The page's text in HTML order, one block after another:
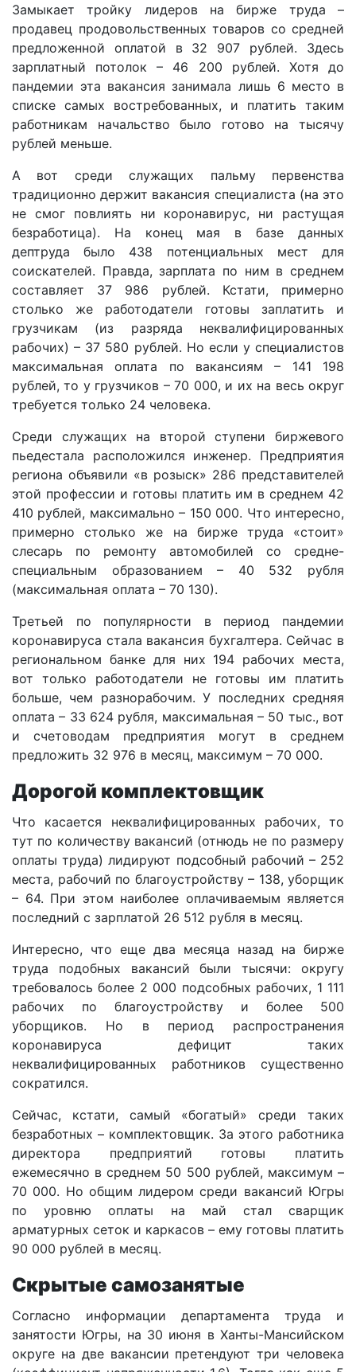
Замыкает тройку лидеров на бирже труда –
продавец продовольственных товаров со средней
предложенной оплатой в 32 907 рублей. Здесь
зарплатный потолок – 46 200 рублей. Хотя до
пандемии эта вакансия занимала лишь 6 место в
списке самых востребованных, и платить таким
работникам начальство было готово на тысячу
рублей меньше.
А вот среди служащих пальму первенства
традиционно держит вакансия специалиста (на это
не смог повлиять ни коронавирус, ни растущая
безработица). На конец мая в базе данных
дептруда было 438 потенциальных мест для
соискателей. Правда, зарплата по ним в среднем
составляет 37 986 рублей. Кстати, примерно
столько же работодатели готовы заплатить и
грузчикам (из разряда неквалифицированных
рабочих) – 37 580 рублей. Но если у специалистов
максимальная оплата по вакансиям – 141 198
рублей, то у грузчиков – 70 000, и их на весь округ
требуется только 24 человека.
Среди служащих на второй ступени биржевого
пьедестала расположился инженер. Предприятия
региона объявили «в розыск» 286 представителей
этой профессии и готовы платить им в среднем 42
410 рублей, максимально – 150 000. Что интересно,
примерно столько же на бирже труда «стоит»
слесарь по ремонту автомобилей со средне-
специальным образованием – 40 532 рубля
(максимальная оплата – 70 130).
Третьей по популярности в период пандемии
коронавируса стала вакансия бухгалтера. Сейчас в
региональном банке для них 194 рабочих места,
вот только работодатели не готовы им платить
больше, чем разнорабочим. У последних средняя
оплата – 33 624 рубля, максимальная – 50 тыс., вот
и счетоводам предприятия могут в среднем
предложить 32 976 в месяц, максимум – 70 000.
Дорогой комплектовщик
Что касается неквалифицированных рабочих, то
тут по количеству вакансий (отнюдь не по размеру
оплаты труда) лидируют подсобный рабочий – 252
места, рабочий по благоустройству – 138, уборщик
– 64. При этом наиболее оплачиваемым является
последний с зарплатой 26 512 рубля в месяц.
Интересно, что еще два месяца назад на бирже
труда подобных вакансий были тысячи: округу
требовалось более 2 000 подсобных рабочих, 1 111
рабочих по благоустройству и более 500
уборщиков. Но в период распространения
коронавируса дефицит таких
неквалифицированных работников существенно
сократился.
Сейчас, кстати, самый «богатый» среди таких
безработных – комплектовщик. За этого работника
директора предприятий готовы платить
ежемесячно в среднем 50 500 рублей, максимум –
70 000. Но общим лидером среди вакансий Югры
по уровню оплаты на май стал сварщик
арматурных сеток и каркасов – ему готовы платить
90 000 рублей в месяц.
Скрытые самозанятые
Согласно информации департамента труда и
занятости Югры, на 30 июня в Ханты-Мансийском
округе на две вакансии претендуют три человека